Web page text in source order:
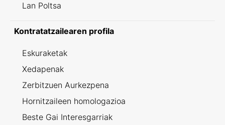
Lan Poltsa
Kontratatzailearen profila
Eskuraketak
Xedapenak
Zerbitzuen Aurkezpena
Hornitzaileen homologazioa
Beste Gai Interesgarriak